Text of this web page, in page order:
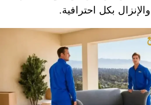
بكل احترافية.